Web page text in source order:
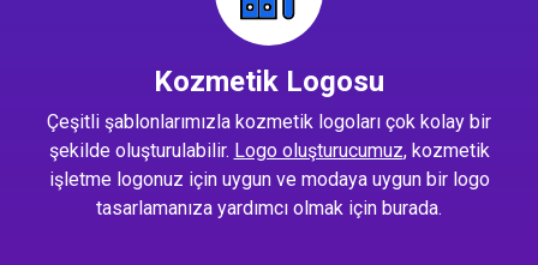
Kozmetik Logosu
Çeşitli şablonlarımızla kozmetik logoları çok kolay bir
şekilde oluşturulabilir. Logo oluşturucumuz, kozmetik
işletme logonuz için uygun ve modaya uygun bir logo
tasarlamanıza yardımcı olmak için burada.